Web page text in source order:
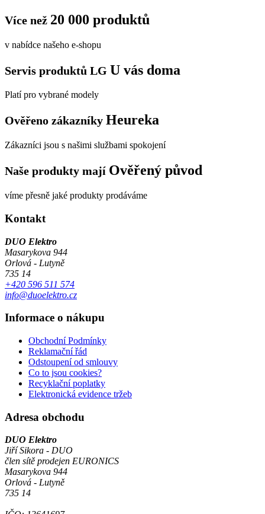
Více než 20 000 produktů
v nabídce našeho e-shopu
Servis produktů LG U vás doma
Platí pro vybrané modely
Ověřeno zákazníky Heureka
Zákazníci jsou s našimi službami spokojení
Naše produkty mají Ověřený původ
víme přesně jaké produkty prodáváme
Kontakt
DUO Elektro
Masarykova 944
Orlová - Lutyně
735 14
+420 596 511 574
info@duoelektro.cz
Informace o nákupu
Obchodní Podmínky
Reklamační řád
Odstoupení od smlouvy
Co to jsou cookies?
Recyklační poplatky
Elektronická evidence tržeb
Adresa obchodu
DUO Elektro
Jiří Sikora - DUO
člen sítě prodejen EURONICS
Masarykova 944
Orlová - Lutyně
735 14